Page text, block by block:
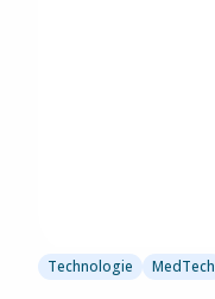
Technologie MedTech